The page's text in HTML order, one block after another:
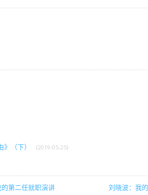
（下） (2019-05-25)
第二任就职演讲 刘晓波：我